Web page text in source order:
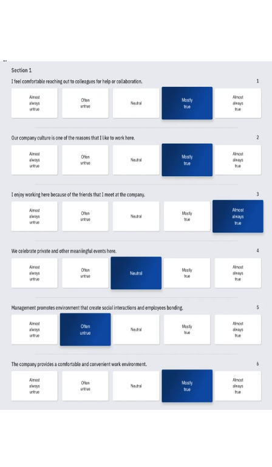
ขั้นตอนการทำงาน
ขั้นตอนสู่การเป็น Best Places to
Work™
ฟังเสียงพนักงาน
เริ่มต้นด้วยการสำรวจพนักงานแบบไม่ระบุตัวตน ที่ส่งออกแบบสำรวจ
โดย WorkVenture บนพื้นฐานงานวิจัยที่เชื่อถือได้ วัดความพึงพอใจ
ผ่าน 26 ปัจจัยขับเคลื่อน และ 9 เสาหลักคุณค่าองค์กร เพื่อค้นหาความ
จริงว่า "คนของคุณ" คิดและรู้สึกอย่างไร
รับการรับรองที่มีมาตรฐานระดับประเทศ
เปลี่ยนการรับรองให้เป็นพลังดึงดูด Talent
ตัดสินใจทางธุรกิจด้วยข้อมูล